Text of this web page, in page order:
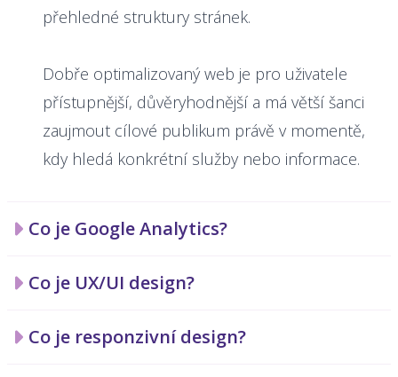
přehledné struktury stránek.
Dobře optimalizovaný web je pro uživatele
přístupnější, důvěryhodnější a má větší šanci
zaujmout cílové publikum právě v momentě,
kdy hledá konkrétní služby nebo informace.
Co je Google Analytics?
Co je UX/UI design?
Co je responzivní design?